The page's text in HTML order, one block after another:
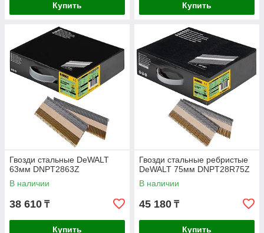
Купить Купить
Гвозди стальные DeWALT
63мм DNPT2863Z
В наличии
38 610 ₸
Купить
Гвозди стальные ребристые
DeWALT 75мм DNPT28R75Z
В наличии
45 180 ₸
Купить